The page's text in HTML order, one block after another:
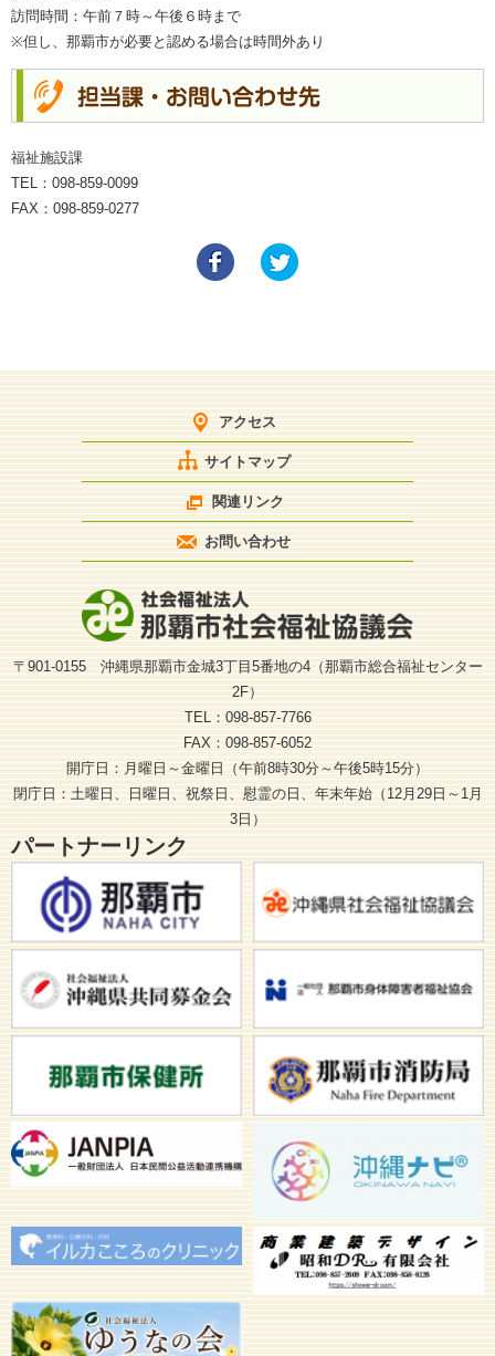
訪問時間：午前７時～午後６時まで
※但し、那覇市が必要と認める場合は時間外あり
福祉施設課
TEL：098-859-0099
FAX：098-859-0277
アクセス
サイトマップ
関連リンク
お問い合わせ
〒901-0155 沖縄県那覇市金城3丁目5番地の4（那覇市総合福祉センター
2F）
TEL：098-857-7766
FAX：098-857-6052
開庁日：月曜日～金曜日（午前8時30分～午後5時15分）
閉庁日：土曜日、日曜日、祝祭日、慰霊の日、年末年始（12月29日～1月
3日）
パートナーリンク